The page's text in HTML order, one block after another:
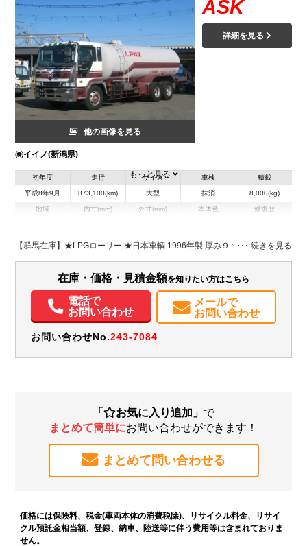
他の画像を見る
㈱イイノ(新潟県)
ASK
詳細を見る
初年度
平成8年9月
走行
873,100(km)
サイズ
大型
車検
抹消
積載
8,000(kg)
地域 内寸(mm) 外寸(mm)
H:3,110
本体色 修復歴
エアコン パワステ パワーウィンドウ
もっと見る
【群馬在庫】★LPGローリー ★日本車輌 1996年製 厚み９ｔ
在庫・価格・見積金額を知りたい方はこちら
電話で
お問い合わせ
メールで
お問い合わせ
お問い合わせNo.243-7084
「 お気に入り追加」 で
まとめて簡単にお問い合わせができます！
まとめて問い合わせる
価格には保険料、税金(車両本体の消費税除)、リサイクル料金、リサイ
クル預託金相当額、登録、納車、陸送等に伴う費用等は含まれておりま
せん。